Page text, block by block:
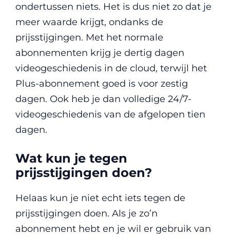
ondertussen niets. Het is dus niet zo dat je
meer waarde krijgt, ondanks de
prijsstijgingen. Met het normale
abonnementen krijg je dertig dagen
videogeschiedenis in de cloud, terwijl het
Plus-abonnement goed is voor zestig
dagen. Ook heb je dan volledige 24/7-
videogeschiedenis van de afgelopen tien
dagen.
Wat kun je tegen
prijsstijgingen doen?
Helaas kun je niet echt iets tegen de
prijsstijgingen doen. Als je zo’n
abonnement hebt en je wil er gebruik van